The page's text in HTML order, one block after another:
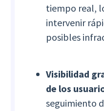
tiempo real,
intervenir
posibles
Visibilidad
de los
seguimiento